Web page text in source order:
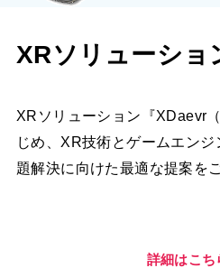
XRソリューショ
XRソリューション『XDaevr
じめ、XR技術とゲームエン
題解決に向けた最適な提案を
詳細はこ